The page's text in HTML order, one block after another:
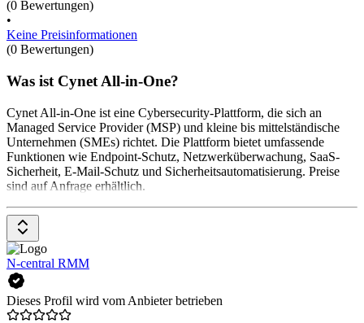
(0 Bewertungen)
•
Keine Preisinformationen
(0 Bewertungen)
Was ist Cynet All-in-One?
Cynet All-in-One ist eine Cybersecurity-Plattform, die sich an
Managed Service Provider (MSP) und kleine bis mittelständische
Unternehmen (SMEs) richtet. Die Plattform bietet umfassende
Funktionen wie Endpoint-Schutz, Netzwerküberwachung, SaaS-
Sicherheit, E-Mail-Schutz und Sicherheitsautomatisierung. Preise
sind auf Anfrage erhältlich.
N-central RMM
Dieses Profil wird vom Anbieter betrieben